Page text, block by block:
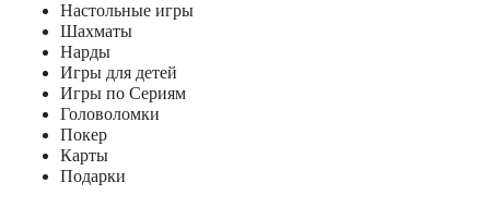
Настольные игры
Шахматы
Нарды
Игры для детей
Игры по Сериям
Головоломки
Покер
Карты
Подарки